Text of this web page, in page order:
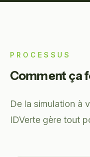
PROCESSUS
Comment ça
De la simulation à
IDVerte gère tout